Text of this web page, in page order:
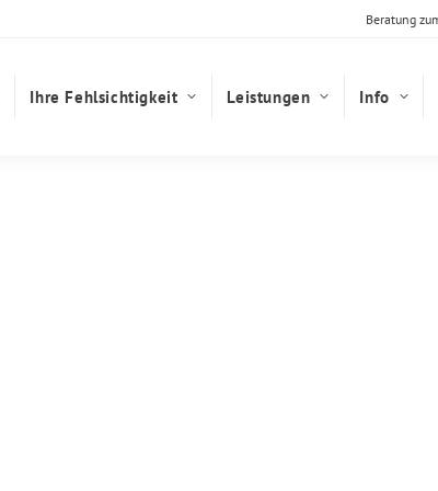
Beratung
Ihre Fehlsichtigkeit Leistungen Info